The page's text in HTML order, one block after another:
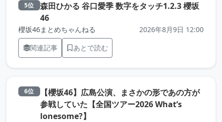
5位
森田ひかる 谷口愛季 数字をタッチ1.2.3 櫻坂
46（元記事を新しいタブで開きます）
櫻坂46まとめちゃんねる
2026年8月9日 12:00
関連記事
あとで読む
6位
【櫻坂46】広島公演、まさかの形であの方が
参戦していた【全国ツアー2026 What’s
lonesome?】